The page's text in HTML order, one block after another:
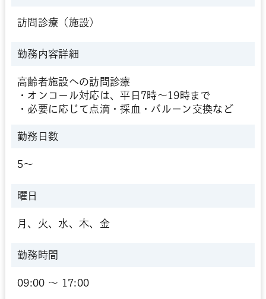
訪問診療（施設）
勤務内容詳細
高齢者施設への訪問診療
・オンコール対応は、平日7時～19時まで
・必要に応じて点滴・採血・バルーン交換など
勤務日数
5～
曜日
月、火、水、木、金
勤務時間
09:00 〜 17:00